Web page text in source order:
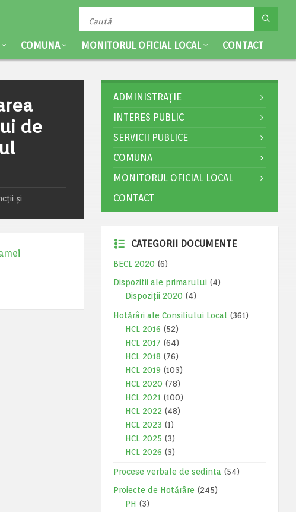
COMUNA MONITORUL OFICIAL LOCAL CONTACT
de
și
ADMINISTRAȚIE
INTERES PUBLIC
SERVICII PUBLICE
COMUNA
MONITORUL OFICIAL LOCAL
CONTACT
CATEGORII DOCUMENTE
BECL 2020 (6)
Dispozitii ale primarului (4)
Dispoziții 2020 (4)
Hotărâri ale Consiliului Local
(361)
HCL 2016 (52)
HCL 2017 (64)
HCL 2018 (76)
HCL 2019 (103)
HCL 2020 (78)
HCL 2021 (100)
HCL 2022 (48)
HCL 2023 (1)
HCL 2025 (3)
HCL 2026 (3)
Procese verbale de sedinta (54)
Proiecte de Hotărâre (245)
PH (3)